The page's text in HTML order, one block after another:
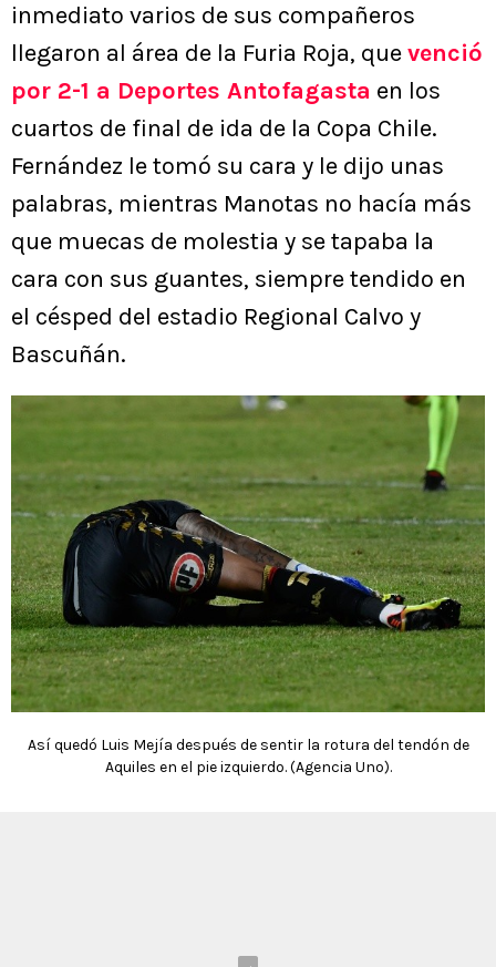
inmediato varios de sus compañeros
llegaron al área de la Furia Roja, quevenció
por 2-1 a Deportes Antofagasta en los
cuartos de final de ida de la Copa Chile.
Fernández le tomó su cara y le dijo unas
palabras, mientras Manotas no hacía más
que muecas de molestia y se tapaba la
cara con sus guantes, siempre tendido en
el césped del estadio Regional Calvo y
Bascuñán.
Así quedó Luis Mejía después de sentir la rotura del tendón de
Aquiles en el pie izquierdo. (Agencia Uno).